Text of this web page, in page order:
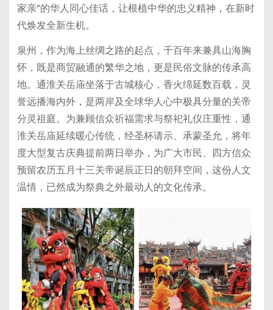
家亲”的华人同心佳话，让根植中华的忠义精神，在新时
代焕发全新生机。
泉州，作为海上丝绸之路的起点，千百年来兼具山海胸
怀，既是商贸融通的繁华之地，更是民俗文脉的传承高
地。通淮关岳庙坐落于古城核心，香火绵延数百载，灵
誉远播海内外，是两岸及全球华人心中极具分量的关帝
分灵祖庭。为兼顾信众祈福需求与祭祀礼仪庄重性，通
淮关岳庙延续暖心传统，经圣杯请示、承蒙圣允，将年
度大型复古庆典提前两日举办，为广大市民、四方信众
预留农历五月十三关帝诞辰正日的朝拜空间，这份人文
温情，已然成为祭典之外最动人的文化传承。